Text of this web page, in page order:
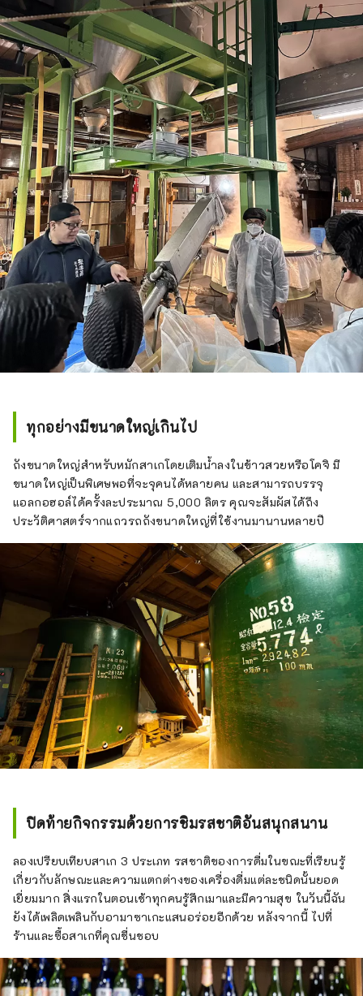
ทุกอย่างมีขนาดใหญ่เกินไป
ถังขนาดใหญ่สำหรับหมักสาเกโดยเติมน้ำลงในข้าวสวยหรือโคจิ มี
ขนาดใหญ่เป็นพิเศษพอที่จะจุคนได้หลายคน และสามารถบรรจุ
แอลกอฮอล์ได้ครั้งละประมาณ 5,000 ลิตร คุณจะสัมผัสได้ถึง
ประวัติศาสตร์จากแถวรถถังขนาดใหญ่ที่ใช้งานมานานหลายปี
ปิดท้ายกิจกรรมด้วยการชิมรสชาติอันสนุกสนาน
ลองเปรียบเทียบสาเก 3 ประเภท รสชาติของการดื่มในขณะที่เรียนรู้
เกี่ยวกับลักษณะและความแตกต่างของเครื่องดื่มแต่ละชนิดนั้นยอด
เยี่ยมมาก สิ่งแรกในตอนเช้าทุกคนรู้สึกเมาและมีความสุข ในวันนี้ฉัน
ยังได้เพลิดเพลินกับอามาซาเกะแสนอร่อยอีกด้วย หลังจากนี้ ไปที่
ร้านและซื้อสาเกที่คุณชื่นชอบ